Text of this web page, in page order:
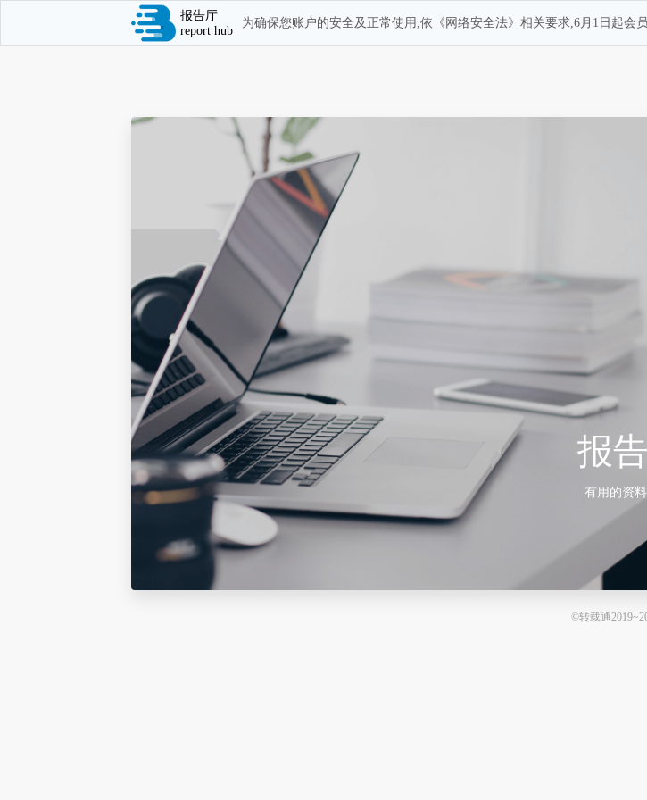
报告厅
report hub
为确保您账户的安全及正常使用,依《网络安全法》相关要求,6月1日起会
报
有用的资
©转载通